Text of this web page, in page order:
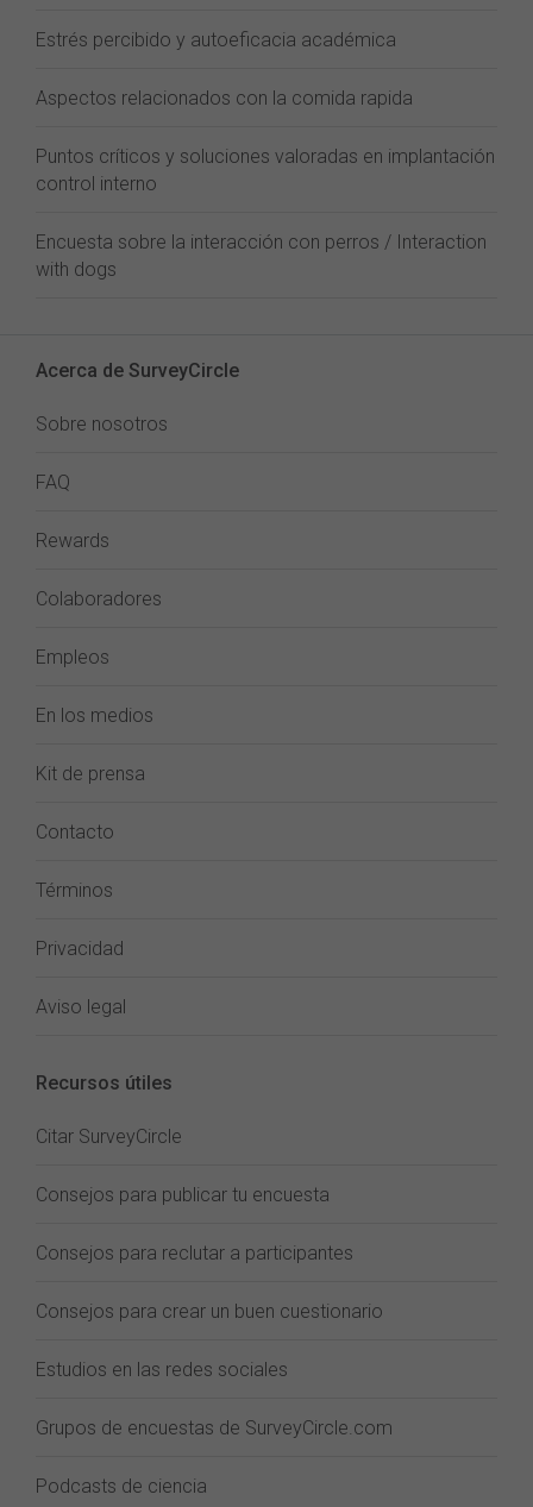
Estrés percibido y autoeficacia académica
Aspectos relacionados con la comida rapida
Puntos críticos y soluciones valoradas en implantación
control interno
Encuesta sobre la interacción con perros / Interaction
with dogs
Acerca de SurveyCircle
Sobre nosotros
FAQ
Rewards
Colaboradores
Empleos
En los medios
Kit de prensa
Contacto
Términos
Privacidad
Aviso legal
Recursos útiles
Citar SurveyCircle
Consejos para publicar tu encuesta
Consejos para reclutar a participantes
Consejos para crear un buen cuestionario
Estudios en las redes sociales
Grupos de encuestas de SurveyCircle.com
Podcasts de ciencia